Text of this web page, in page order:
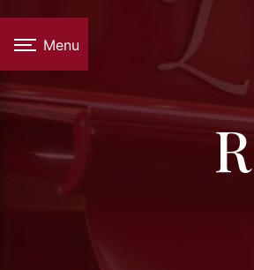
Menu
Panneau de gestion des cookies